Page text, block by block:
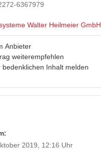
6367979
Walter Heilmeier GmbH
Anbieter
weiterempfehlen
bedenklichen Inhalt melden
2019, 12:16 Uhr